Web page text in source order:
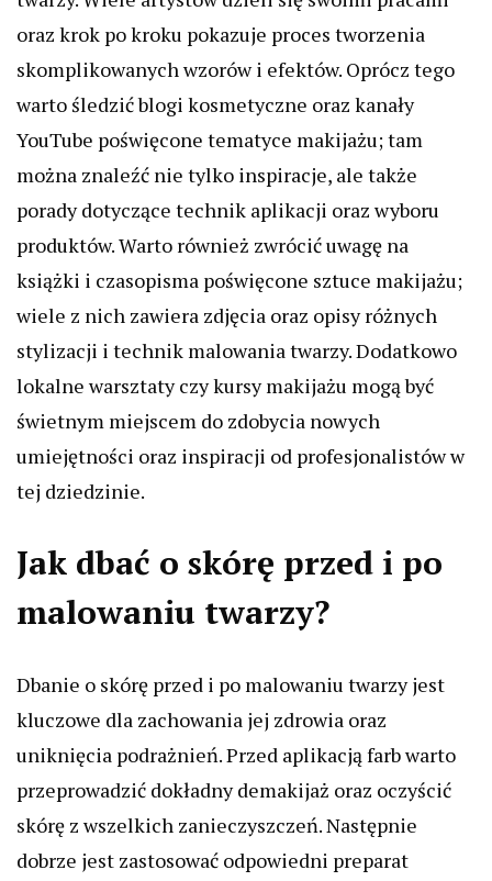
oraz krok po kroku pokazuje proces tworzenia
skomplikowanych wzorów i efektów. Oprócz tego
warto śledzić blogi kosmetyczne oraz kanały
YouTube poświęcone tematyce makijażu; tam
można znaleźć nie tylko inspiracje, ale także
porady dotyczące technik aplikacji oraz wyboru
produktów. Warto również zwrócić uwagę na
książki i czasopisma poświęcone sztuce makijażu;
wiele z nich zawiera zdjęcia oraz opisy różnych
stylizacji i technik malowania twarzy. Dodatkowo
lokalne warsztaty czy kursy makijażu mogą być
świetnym miejscem do zdobycia nowych
umiejętności oraz inspiracji od profesjonalistów w
tej dziedzinie.
Jak dbać o skórę przed i po
malowaniu twarzy?
Dbanie o skórę przed i po malowaniu twarzy jest
kluczowe dla zachowania jej zdrowia oraz
uniknięcia podrażnień. Przed aplikacją farb warto
przeprowadzić dokładny demakijaż oraz oczyścić
skórę z wszelkich zanieczyszczeń. Następnie
dobrze jest zastosować odpowiedni preparat